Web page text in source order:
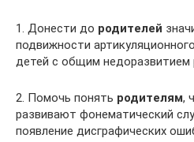
1. Донести до родителей
подвижности
детей с общим недоразвитием
2. Помочь понять родителям,
развивают фонематический
появление дисграфических